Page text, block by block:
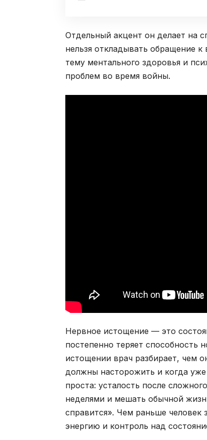
Отдельный акцент он делает на
нельзя откладывать обращение
тему ментального здоровья и
проблем во время войны.
Нервное истощение — это
постепенно теряет способность
истощении врач разбирает, чем
должны насторожить и когда
проста: усталость после
неделями и мешать обычной
справится». Чем раньше человек
энергию и контроль над